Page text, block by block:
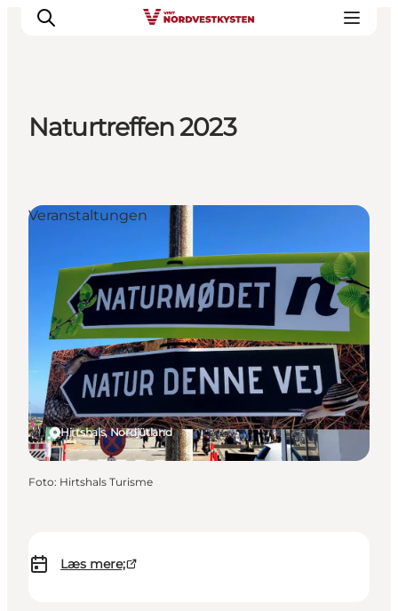
Events
Unterkunft
Mach deine Urlaubsplanung
Naturtreffen 2023
Læs mere;
Hirtshals, Nordjütland
Veranstaltungen
Foto: Hirtshals Turisme